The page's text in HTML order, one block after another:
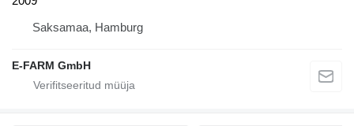
Saksamaa, Hamburg
E-FARM GmbH